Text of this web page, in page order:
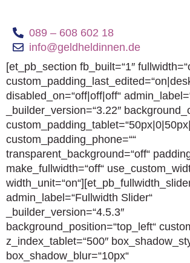
089 – 608 602 18
info@geldheldinnen.de
[et_pb_section fb_built=“1″
disabled_on=“off|off|off“
_builder_version=“3.22″
custom_padding_phone=““
transparent_background=“off“
make_fullwidth=“off“
admin_label=“Fullwidth Slider“
_builder_version=“4.5.3″
background_position=“top_left“
z_index_tablet=“500″
box_shadow_blur=“10px“